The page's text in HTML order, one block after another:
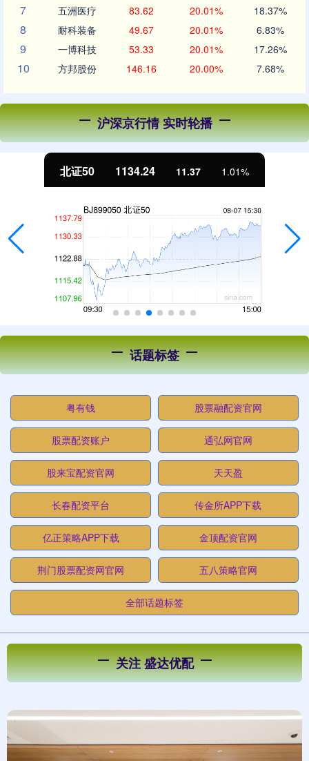
7 五洲医疗 83.62 20.01% 18.37%
8 耐科装备 49.67 20.01% 6.83%
9 一博科技 53.33 20.01% 17.26%
10 方邦股份 146.16 20.00% 7.68%
沪深京行情 实时轮播
北证50 1134.24 11.37 1.01%
话题标签
粤有钱 股票融配资官网
股票配资账户 通弘网官网
股来宝配资官网 天天盈
长春配资平台 传金所APP下载
亿正策略APP下载 金顶配资官网
荆门股票配资网官网 五八策略官网
全部话题标签
关注 盛达优配